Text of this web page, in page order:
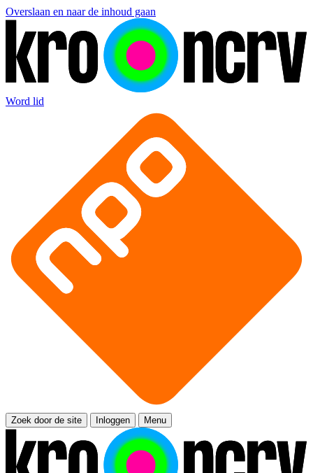
Overslaan en naar de inhoud gaan
Word lid
Zoek door de site Inloggen Menu